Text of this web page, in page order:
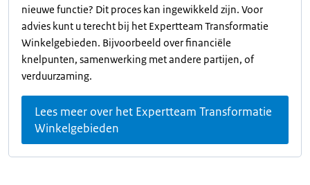
nieuwe functie? Dit proces kan ingewikkeld zijn. Voor
advies kunt u terecht bij het Expertteam Transformatie
Winkelgebieden. Bijvoorbeeld over financiële
knelpunten, samenwerking met andere partijen, of
verduurzaming.
Lees meer over het Expertteam Transformatie
Winkelgebieden